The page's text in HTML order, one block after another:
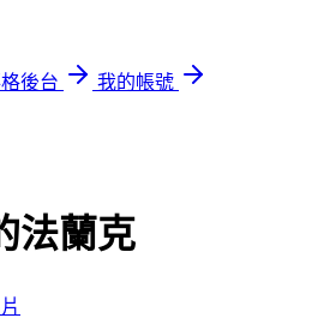
後台
我的帳號
法蘭克